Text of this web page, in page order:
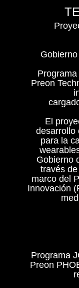
Preon
El
desarrollo
para la
Gobierno
través
marco del
Innovación
Programa
Preon